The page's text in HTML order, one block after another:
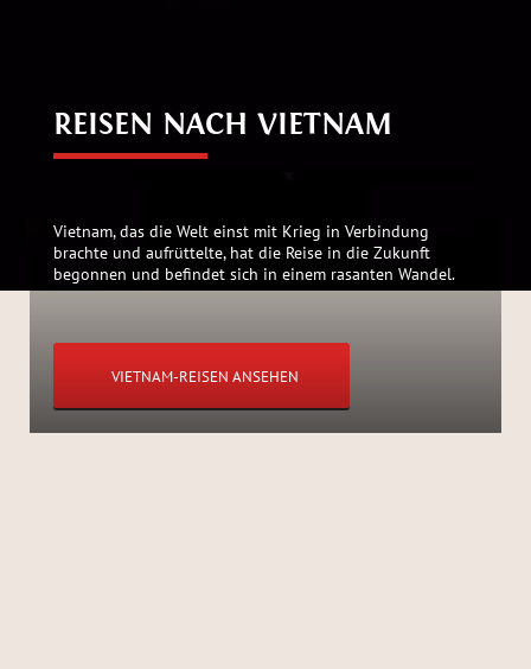
REISEN NACH VIETNAM
Vietnam, das die Welt einst mit Krieg in Verbindung
brachte und aufrüttelte, hat die Reise in die Zukunft
begonnen und befindet sich in einem rasanten Wandel.
VIETNAM-REISEN ANSEHEN